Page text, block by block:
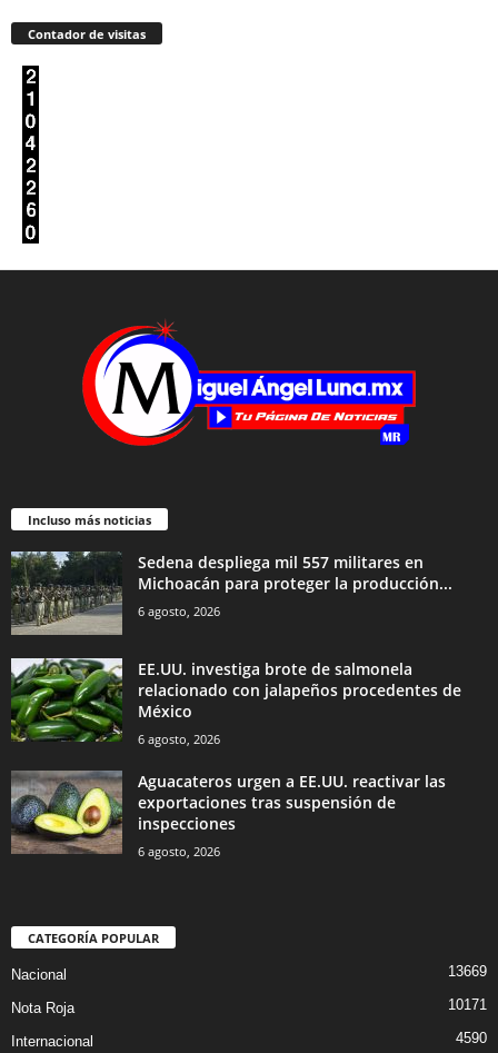
Contador de visitas
Incluso más noticias
Sedena despliega mil 557 militares en
Michoacán para proteger la producción...
6 agosto, 2026
EE.UU. investiga brote de salmonela
relacionado con jalapeños procedentes de
México
6 agosto, 2026
Aguacateros urgen a EE.UU. reactivar las
exportaciones tras suspensión de
inspecciones
6 agosto, 2026
CATEGORÍA POPULAR
Nacional 13669
Nota Roja 10171
Internacional 4590